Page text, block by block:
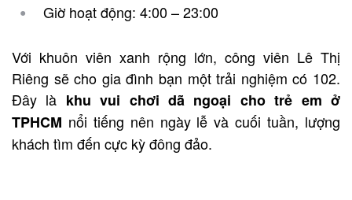
Giờ hoạt động: 4:00 – 23:00
Với khuôn viên xanh rộng lớn, công viên Lê Thị
Riêng sẽ cho gia đình bạn một trải nghiệm có 102.
Đây là khu vui chơi dã ngoại cho trẻ em ở
TPHCM nổi tiếng nên ngày lễ và cuối tuần, lượng
khách tìm đến cực kỳ đông đảo.